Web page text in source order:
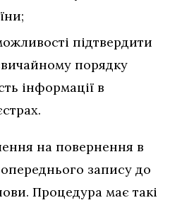
підтвердити
порядку
інформації в
на повернення в
запису до
Процедура має такі